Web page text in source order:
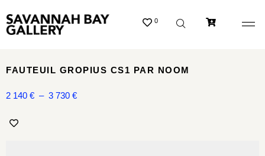
0
FAUTEUIL GROPIUS CS1 PAR NOOM
2 140 € – 3 730 €